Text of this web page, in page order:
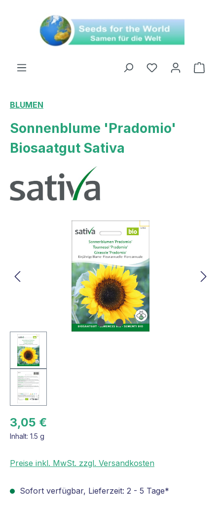
BLUMEN
Sonnenblume 'Pradomio'
Biosaatgut Sativa
Bildergalerie überspringen
3,05 €
Inhalt: 1.5 g
Preise inkl. MwSt. zzgl. Versandkosten
Sofort verfügbar, Lieferzeit: 2 - 5 Tage*